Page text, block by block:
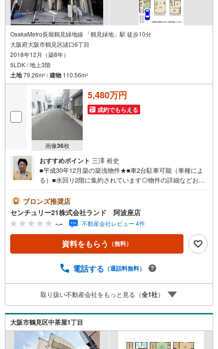
OsakaMetro長堀鶴見緑地線 「鶴見緑地」駅 徒歩10分
大阪府大阪市鶴見区諸口6丁目
2018年12月（築8年）
5LDK / 地上3階
土地79.26m2 /建物 110.56m2
画像36枚
5,480万円
成約でもらえる
おすすめポイント 三澤 裕史
■平成30年12月築の築浅物件★■車2台駐車可能（車種によ
る）■水回り2階に集約されています◎物件の詳細などお気
いて＞●センチュリー21ランド阿波座店は・・・ お客様
のニーズに寄り添い、大切なお住まいのご購入に最後まで
伴走いたします！●リフォームのご相談も承っております。
●購入・売却・ローンのご相談・・・なんでもお気軽にご相
談くださいませ！〇大阪メトロ千日前線・中央線「阿波
座」駅5番出口より徒歩約2分！〇営業時間:10:00～20:00
けますと、スムーズにご案内が可能です。ご連絡お待ちし
ブロンズ推奨店
センチュリー21株式会社ランド 阿波座店
-.-- 不動産会社レビュー 4件
資料をもらう （無料）
電話する （通話料無料）
取り扱い不動産会社をもっと見る（全1社）
大阪市鶴見区中茶屋1丁目